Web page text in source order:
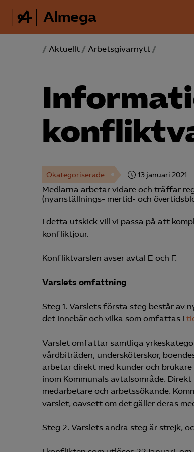
Almega
/ Aktuellt / Arbetsgivarnytt /
Okategoriserade 13 januari 2021
Medlarna arbetar vidare och träffar
(nyanställnings- mertid- och
I detta utskick vill vi passa på att
konfliktjour.
Konfliktvarslen avser avtal E och F.
Varslets omfattning
Steg 1. Varslets första steg består av
det innebär och vilka som omfattas i
Varslet omfattar samtliga
vårdbiträden, undersköterskor,
arbetar direkt med kunder och
inom Kommunals avtalsområde.
medarbetare och arbetssökande.
varslet, oavsett om det gäller deras
Steg 2. Varslets andra steg är strejk,